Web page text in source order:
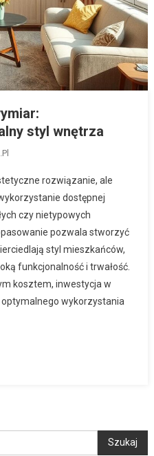
styl wnętrza
rozwiązanie, ale
dostępnej
czy nietypowych
pozwala stworzyć
styl mieszkańców,
funkcjonalność i trwałość.
kosztem, inwestycja w
wykorzystania
Szukaj